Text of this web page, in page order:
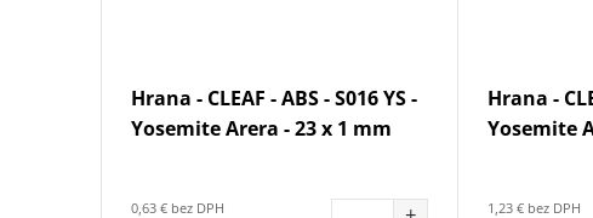
Hrana - CLEAF - ABS - S016 YS -
Yosemite Arera - 23 x 1 mm
0,63 € bez DPH
Hrana -
Yosemite
1,23 € bez DPH